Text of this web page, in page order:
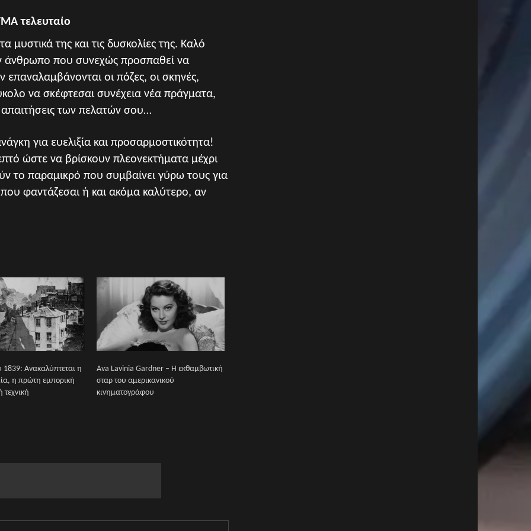
τελευταίο
μυστικά της και τις δυσκολίες της. Καλό
άνθρωπο που συνεχώς προσπαθεί να
οι πόζες, οι σκηνές,
να σκέφτεσαι συνέχεια νέα πράγματα,
απαιτήσεις των πελατών σου…
για ευελιξία και προσαρμοστικότητα!
ώστε να βρίσκουν πλεονεκτήματα μέχρι
το παραμικρό που συμβαίνει γύρω τους για
φαντάζεσαι ή και ακόμα καλύτερο, αν
1839: Ανακαλύπτεται η
η πρώτη εμπορική
Ava Lavinia Gardner – Η εκθαμβωτική
σταρ του αμερικανικού
κινηματογράφου